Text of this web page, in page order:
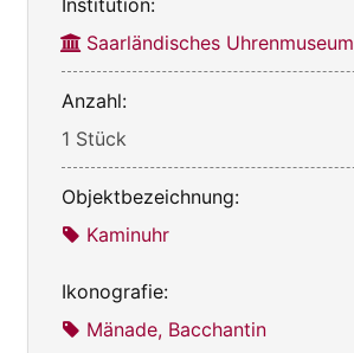
Institution:
Saarländisches Uhrenmuseum
Anzahl:
1 Stück
Objektbezeichnung:
Kaminuhr
Ikonografie:
Mänade, Bacchantin